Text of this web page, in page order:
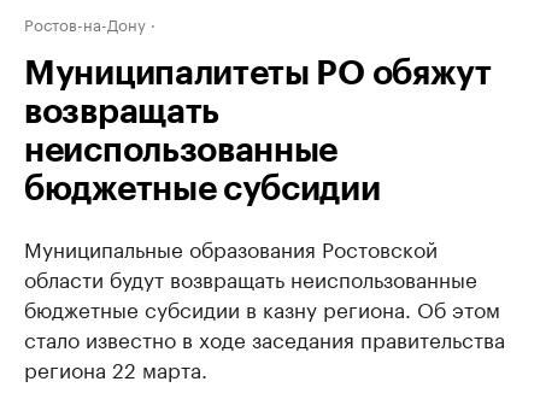
Ростов-на-Дону
Муниципалитеты РО обяжут
возвращать
неиспользованные
бюджетные субсидии
Муниципальные образования Ростовской
области будут возвращать неиспользованные
бюджетные субсидии в казну региона. Об этом
стало известно в ходе заседания правительства
региона 22 марта.